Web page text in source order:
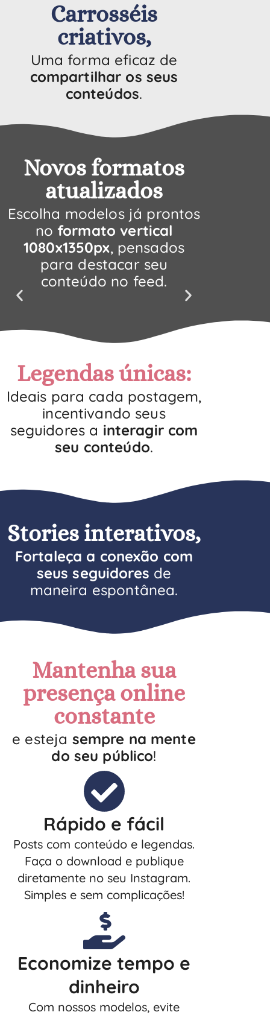
Carrosséis
criativos,
Uma forma eficaz de
compartilhar os seus
conteúdos.
Novos formatos
atualizados
Escolha modelos já prontos
noformato vertical
1080x1350px, pensados
para destacar seu
conteúdo no feed.
Legendas únicas:
Ideais para cada postagem,
incentivando seus
seguidores a interagir com
seu conteúdo.
Stories interativos,
Fortaleça a conexão com
seus seguidores de
maneira espontânea.
Mantenha sua
presença online
constante
e esteja sempre na mente
do seu público!
Rápido e fácil
Posts com conteúdo e legendas.
Faça o download e publique
diretamente no seu Instagram.
Simples e sem complicações!
Economize tempo e
dinheiro
Com nossos modelos, evite